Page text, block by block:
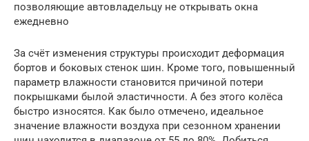
позволяющие автовладельцу не открывать окна
ежедневно
За счёт изменения структуры происходит деформация
бортов и боковых стенок шин. Кроме того, повышенный
параметр влажности становится причиной потери
покрышками былой эластичности. А без этого колёса
быстро износятся. Как было отмечено, идеальное
значение влажности воздуха при сезонном хранении